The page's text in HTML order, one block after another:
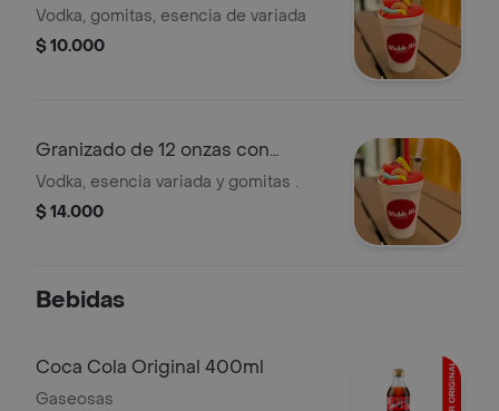
alcohol
Vodka, gomitas, esencia de variada
$ 10.000
Granizado de 12 onzas con
ancohol
Vodka, esencia variada y gomitas .
$ 14.000
Bebidas
Coca Cola Original 400ml
Gaseosas